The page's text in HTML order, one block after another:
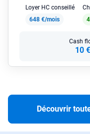
Loyer HC conseillé
648 €/mois
Cash
10 €
Découvrir